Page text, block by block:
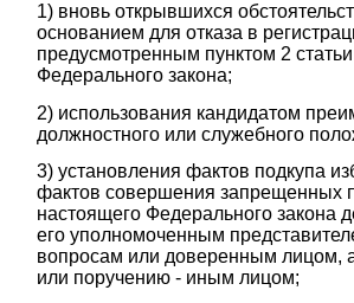
1) вновь открывшихся
основанием для отказа в
предусмотренным пунктом 2
Федерального закона;
2) использования кандидатом
должностного или служебного
3) установления фактов подкупа
фактов совершения запрещенных
настоящего Федерального закона
его уполномоченным
вопросам или доверенным лицом,
или поручению - иным лицом;